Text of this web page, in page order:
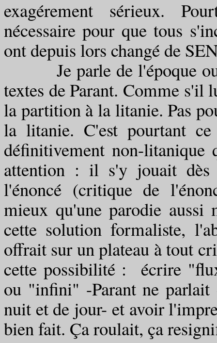
exagérement sérieux.
nécessaire pour que tous
ont depuis lors changé de
Je parle de l'époque ou
textes de Parant. Comme s'il
la partition à la litanie. Pas
la litanie. C'est pourtant
définitivement non-
attention : il s'y jouait dès
l'énoncé (critique de
mieux qu'une parodie aussi
cette solution formaliste,
offrait sur un plateau à tout
cette possibilité : écrire
ou "infini" -Parant ne
nuit et de jour- et avoir
bien fait. Ça roulait, ça